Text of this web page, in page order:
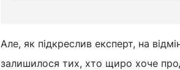
Але, як підкреслив експерт, на
залишилося тих, хто щиро хоче